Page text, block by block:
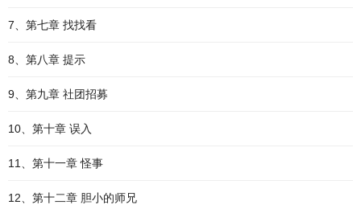
7、第七章 找找看
8、第八章 提示
9、第九章 社团招募
10、第十章 误入
11、第十一章 怪事
12、第十二章 胆小的师兄